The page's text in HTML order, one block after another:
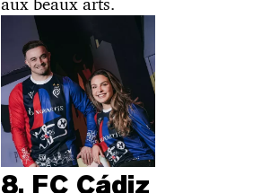
8. FC Cádiz